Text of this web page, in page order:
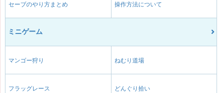
セーブのやり方まとめ 操作方法について
ミニゲーム
マンゴー狩り ねむり道場
フラッグレース どんぐり拾い